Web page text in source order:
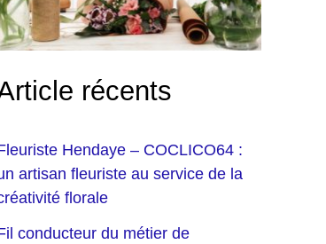
récents
Hendaye – COCLICO64 :
artisan fleuriste au service de la
florale
conducteur du métier de